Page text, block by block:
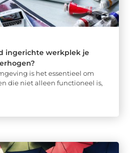
ingerichte werkplek je
is het essentieel om
die niet alleen functioneel is,